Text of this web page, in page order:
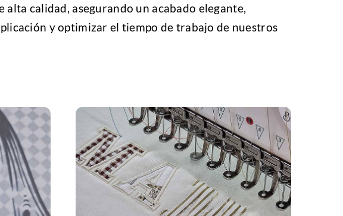
alta calidad, asegurando un acabado elegante,
y optimizar el tiempo de trabajo de nuestros